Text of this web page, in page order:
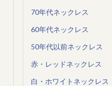
70年代ネックレス
60年代ネックレス
50年代以前ネックレス
赤・レッドネックレス
白・ホワイトネックレス